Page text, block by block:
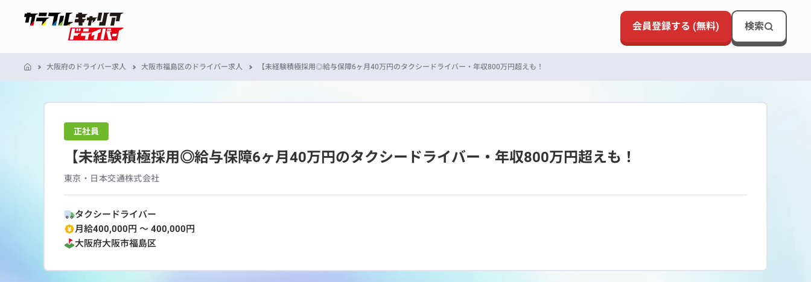
会員登録する (無料) 検索
大阪府のドライバー求人 大阪市福島区のドライバー求人 【未経験積極採用◎給与保障6ヶ月40万円のタクシードライバー・年収800万円超えも！
正社員
【未経験積極採用◎給与保障6ヶ月40万円のタクシードライバー・年収800万円超えも！
東京・日本交通株式会社
タクシードライバー
月給400,000円 〜 400,000円
大阪府大阪市福島区